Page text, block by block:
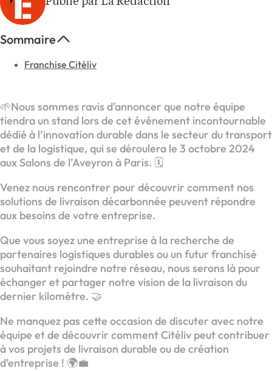
Sommaire
Franchise Citéliv
🌱Nous sommes ravis d’annoncer que notre équipe
tiendra un stand lors de cet événement incontournable
dédié à l’innovation durable dans le secteur du transport
et de la logistique, qui se déroulera le 3 octobre 2024
aux Salons de l’Aveyron à Paris. 🗓️
Venez nous rencontrer pour découvrir comment nos
solutions de livraison décarbonnée peuvent répondre
aux besoins de votre entreprise.
Que vous soyez une entreprise à la recherche de
partenaires logistiques durables ou un futur franchisé
souhaitant rejoindre notre réseau, nous serons là pour
échanger et partager notre vision de la livraison du
dernier kilomètre. 🤝
Ne manquez pas cette occasion de discuter avec notre
équipe et de découvrir comment Citéliv peut contribuer
à vos projets de livraison durable ou de création
d’entreprise ! 🌍💼